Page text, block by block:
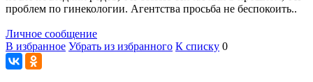
проблем по гинекологии. Агентства просьба не беспокоить..
Личное сообщение
В избранное Убрать из избранного К списку 0